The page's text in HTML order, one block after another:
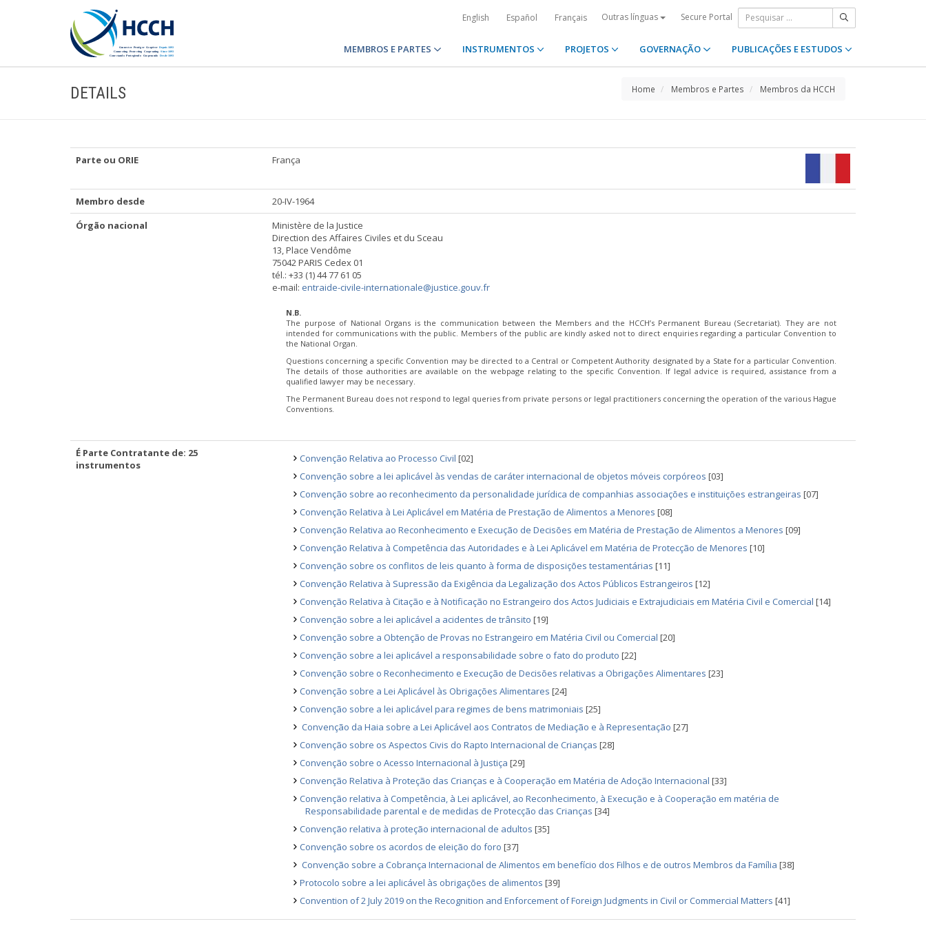
English Español Français Outras línguas Secure Portal
MEMBROS E PARTES INSTRUMENTOS PROJETOS GOVERNAÇÃO PUBLICAÇÕES E ESTUDOS
DETAILS Home Membros e Partes Membros da HCCH
Parte ou ORIE França
Membro desde
20-IV-1964
Órgão nacional
Ministère de la Justice
Direction des Affaires Civiles et du Sceau
13, Place Vendôme
75042 PARIS Cedex 01
tél.: +33 (1) 44 77 61 05
e-mail: entraide-civile-internationale@justice.gouv.fr
N.B.
The purpose of National Organs is the communication between the Members and the HCCH’s Permanent Bureau (Secretariat). They are not
intended for communications with the public. Members of the public are kindly asked not to direct enquiries regarding a particular Convention to
the National Organ.
Questions concerning a specific Convention may be directed to a Central or Competent Authority designated by a State for a particular Convention.
The details of those authorities are available on the webpage relating to the specific Convention. If legal advice is required, assistance from a
qualified lawyer may be necessary.
The Permanent Bureau does not respond to legal queries from private persons or legal practitioners concerning the operation of the various Hague
Conventions.
É Parte Contratante de: 25
instrumentos
Convenção Relativa ao Processo Civil [02]
Convenção sobre a lei aplicável às vendas de caráter internacional de objetos móveis corpóreos [03]
Convenção sobre ao reconhecimento da personalidade jurídica de companhias associações e instituições estrangeiras [07]
Convenção Relativa à Lei Aplicável em Matéria de Prestação de Alimentos a Menores [08]
Convenção Relativa ao Reconhecimento e Execução de Decisões em Matéria de Prestação de Alimentos a Menores [09]
Convenção Relativa à Competência das Autoridades e à Lei Aplicável em Matéria de Protecção de Menores [10]
Convenção sobre os conflitos de leis quanto à forma de disposições testamentárias [11]
Convenção Relativa à Supressão da Exigência da Legalização dos Actos Públicos Estrangeiros [12]
Convenção Relativa à Citação e à Notificação no Estrangeiro dos Actos Judiciais e Extrajudiciais em Matéria Civil e Comercial [14]
Convenção sobre a lei aplicável a acidentes de trânsito [19]
Convenção sobre a Obtenção de Provas no Estrangeiro em Matéria Civil ou Comercial [20]
Convenção sobre a lei aplicável a responsabilidade sobre o fato do produto [22]
Convenção sobre o Reconhecimento e Execução de Decisões relativas a Obrigações Alimentares [23]
Convenção sobre a Lei Aplicável às Obrigações Alimentares [24]
Convenção sobre a lei aplicável para regimes de bens matrimoniais [25]
Convenção da Haia sobre a Lei Aplicável aos Contratos de Mediação e à Representação [27]
Convenção sobre os Aspectos Civis do Rapto Internacional de Crianças [28]
Convenção sobre o Acesso Internacional à Justiça [29]
Convenção Relativa à Proteção das Crianças e à Cooperação em Matéria de Adoção Internacional [33]
Convenção relativa à Competência, à Lei aplicável, ao Reconhecimento, à Execução e à Cooperação em matéria de
Responsabilidade parental e de medidas de Protecção das Crianças [34]
Convenção relativa à proteção internacional de adultos [35]
Convenção sobre os acordos de eleição do foro [37]
Convenção sobre a Cobrança Internacional de Alimentos em benefício dos Filhos e de outros Membros da Família [38]
Protocolo sobre a lei aplicável às obrigações de alimentos [39]
Convention of 2 July 2019 on the Recognition and Enforcement of Foreign Judgments in Civil or Commercial Matters [41]